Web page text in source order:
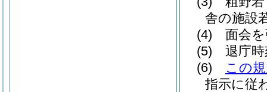
舎の施設
(4)
面会
(5)
退庁
(6)
この
指示に従